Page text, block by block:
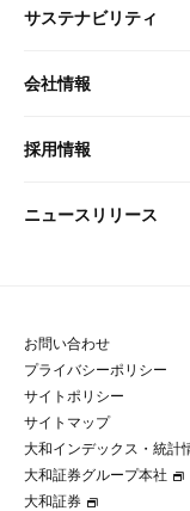
大和総研の強み
先端テクノロジー
政策分析
金融経済教育等
書籍
セミナー トップ
現在受付中のセミ
サステナビリティ
サステナビリティ
次世代社会への貢献
マルチステークホ
パートナーシップ
会社情報
会社情報 トップ
会社概要・役員一覧
大和総研の歩み
グループ会社
採用情報
採用情報 トップ
経験者採用
ニュースリリース
お問い合わせ
プライバシーポリシー
サイトポリシー
サイトマップ
大和インデックス・統計
大和証券グループ本社
大和証券